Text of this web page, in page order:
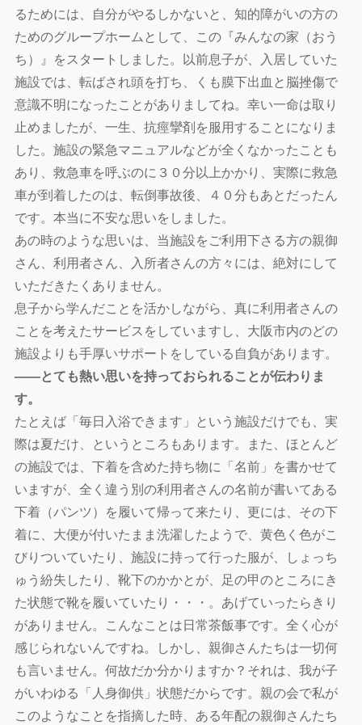
るためには、自分がやるしかないと、知的障がいの方の
ためのグループホームとして、この『みんなの家（おう
ち）』をスタートしました。以前息子が、入居していた
施設では、転ばされ頭を打ち、くも膜下出血と脳挫傷で
意識不明になったことがありましてね。幸い一命は取り
止めましたが、一生、抗痙攣剤を服用することになりま
した。施設の緊急マニュアルなどが全くなかったことも
あり、救急車を呼ぶのに３０分以上かかり、実際に救急
車が到着したのは、転倒事故後、４０分もあとだったん
です。本当に不安な思いをしました。
あの時のような思いは、当施設をご利用下さる方の親御
さん、利用者さん、入所者さんの方々には、絶対にして
いただきたくありません。
息子から学んだことを活かしながら、真に利用者さんの
ことを考えたサービスをしていますし、大阪市内のどの
施設よりも手厚いサポートをしている自負があります。
――とても熱い思いを持っておられることが伝わりま
す。
たとえば「毎日入浴できます」という施設だけでも、実
際は夏だけ、というところもあります。また、ほとんど
の施設では、下着を含めた持ち物に「名前」を書かせて
いますが、全く違う別の利用者さんの名前が書いてある
下着（パンツ）を履いて帰って来たり、更には、その下
着に、大便が付いたまま洗濯したようで、黄色く色がこ
びりついていたり、施設に持って行った服が、しょっち
ゅう紛失したり、靴下のかかとが、足の甲のところにき
た状態で靴を履いていたり・・・。あげていったらきり
がありません。こんなことは日常茶飯事です。全く心が
感じられないんですね。しかし、親御さんたちは一切何
も言いません。何故だか分かりますか？それは、我が子
がいわゆる「人身御供」状態だからです。親の会で私が
このようなことを指摘した時、ある年配の親御さんたち